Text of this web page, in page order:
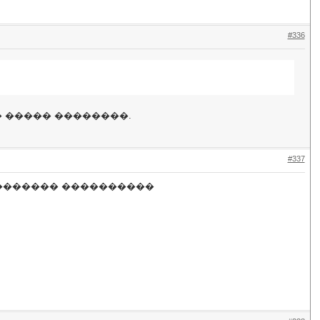
#336
����� ��������.
#337
����������